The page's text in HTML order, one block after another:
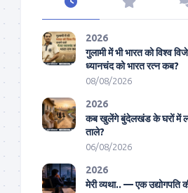
2026
गुलामी में भी भारत को विश्व
ध्यानचंद को भारत रत्न कब?
08/08/2026
2026
कब खुलेंगे बुंदेलखंड के घरों में
ताले?
06/08/2026
2026
मेरी व्यथा.. — एक उद्योगपति